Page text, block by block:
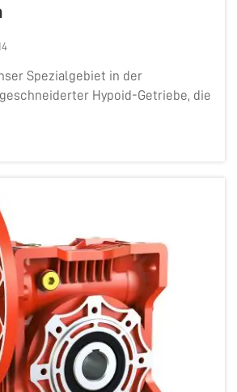
Spezialgebiet in der
Hypoid-Getriebe, die
Equipment Manufacturer (OEM)
Getriebe zeichnen sich
sie Maschinen effizienter und